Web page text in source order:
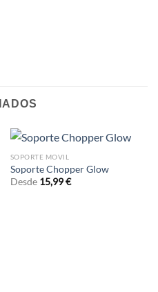
SOPORTE MOVIL
Soporte Chopper Glow
Desde 15,99€